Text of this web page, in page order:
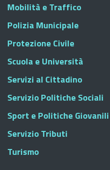
Mobilità e Traffico
Polizia Municipale
Protezione Civile
Scuola e Università
Servizi al Cittadino
Servizio Politiche Sociali
Sport e Politiche Giovanili
Servizio Tributi
Turismo